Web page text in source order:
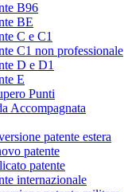
B96
BE
C e C1
C1 non professionale
D e D1
E
Punti
Accompagnata
patente estera
patente
patente
internazionale